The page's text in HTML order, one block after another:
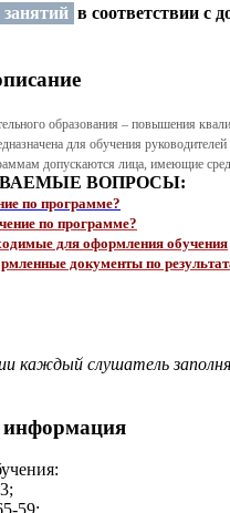
в соответствии с
образования – повышения
для обучения
допускаются лица, имеющие
ВОПРОСЫ:
по программе?
по программе?
для оформления обучения
документы по
каждый слушатель
информация